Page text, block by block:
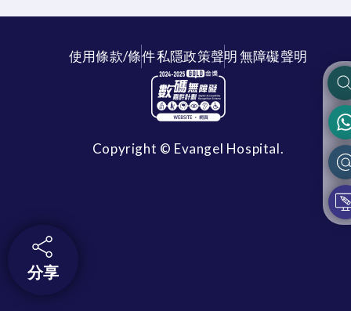
使用條款/條件私隱政策聲明無障礙聲明
Copyright © Evangel Hospital.
分享